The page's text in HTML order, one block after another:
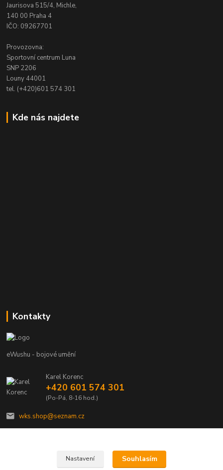
Jaurisova 515/4, Michle,
140 00 Praha 4
IČO: 09267701
Provozovna:
Sportovní centrum Luna
SNP 2206
Louny 44001
tel. (+420)601 574 301
Kde nás najdete
Kontakty
eWushu - bojové umění
Karel Korenc
+420 601 574 301
(Po-Pá, 8-16 hod.)
wks.shop@seznam.cz
Nastavení Souhlasím